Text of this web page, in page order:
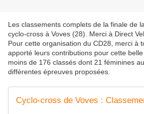
Les classements complets de la finale de
cyclo-cross à Voves (28). Merci à Direct
Pour cette organisation du CD28, merci à
apporté leurs contributions pour cette
moins de 176 classés dont 21 féminines
différentes épreuves proposées.